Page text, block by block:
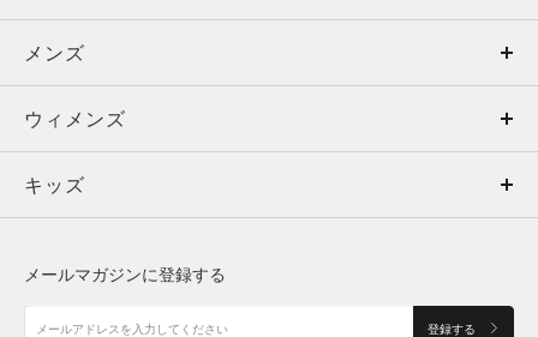
メンズ
ウィメンズ
キッズ
アクセサリー
メンズ
トップス
ボトムス
アクセサリー
ウィメンズ
トップス
シューズ
キッズ
メールマガジンに登録する
登録する